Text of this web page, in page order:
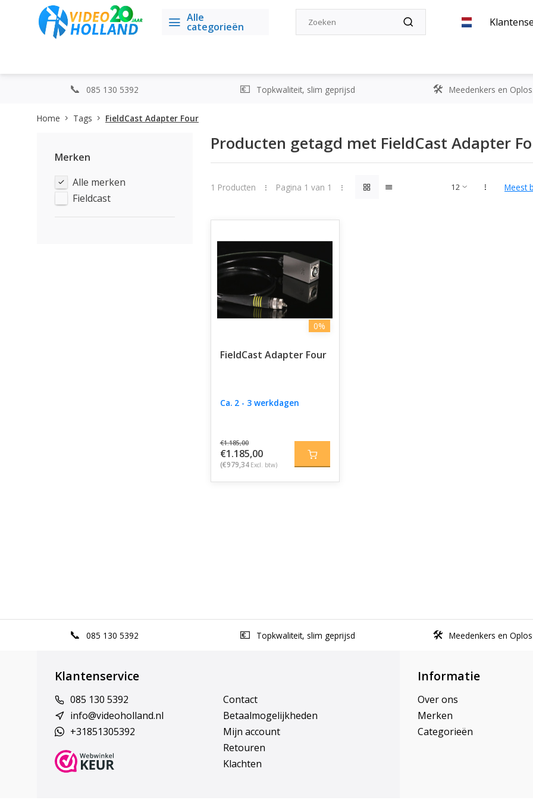
Alle
categorieën
085 130 5392 Topkwaliteit, slim geprijsd Meedenkers en
Home Tags FieldCast Adapter Four
Merken
Alle merken
Fieldcast
Producten getagd met FieldCast Adapter
1 Producten Pagina 1 van 1 Meest
0%
FieldCast Adapter Four
Ca. 2 - 3 werkdagen
€1.185,00
€1.185,00
(€979,34 Excl. btw)
085 130 5392 Topkwaliteit, slim geprijsd Meedenkers en
Klantenservice
085 130 5392
info@videoholland.nl
+31851305392
Contact
Betaalmogelijkheden
Mijn account
Retouren
Klachten
Informatie
Over ons
Merken
Categorieën